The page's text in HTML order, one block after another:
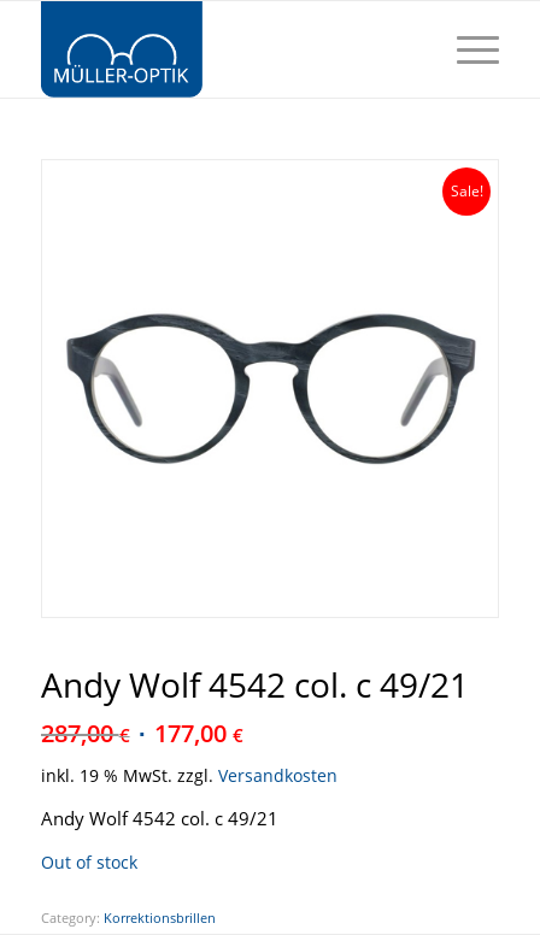
Sale!
Andy Wolf 4542 col. c 49/21
287,00€ 177,00 €
inkl. 19 % MwSt. zzgl. Versandkosten
Andy Wolf 4542 col. c 49/21
Out of stock
Category: Korrektionsbrillen